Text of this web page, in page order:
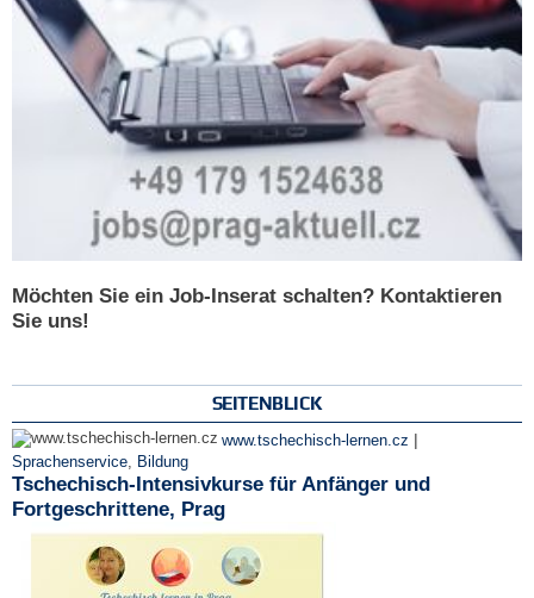
Möchten Sie ein Job-Inserat schalten? Kontaktieren
Sie uns!
SEITENBLICK
www.tschechisch-lernen.cz |
Sprachenservice, Bildung
Tschechisch-Intensivkurse für Anfänger und
Fortgeschrittene, Prag